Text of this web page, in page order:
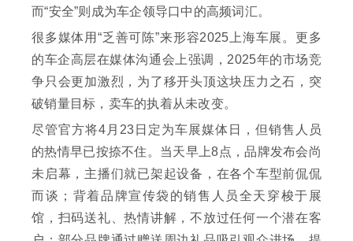
而“安全”则成为车企领导口中的高频词汇。
很多媒体用“乏善可陈”来形容2025上海车展。更多
的车企高层在媒体沟通会上强调，2025年的市场竞
争只会更加激烈，为了移开头顶这块压力之石，突
破销量目标，卖车的执着从未改变。
尽管官方将4月23日定为车展媒体日，但销售人员
的热情早已按捺不住。当天早上8点，品牌发布会尚
未启幕，主播们就已架起设备，在各个车型前侃侃
而谈；背着品牌宣传袋的销售人员全天穿梭于展
馆，扫码送礼、热情讲解，不放过任何一个潜在客